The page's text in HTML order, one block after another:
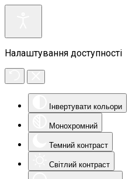
Налаштування доступності
Інвертувати кольори
Монохромний
Темний контраст
Світлий контраст